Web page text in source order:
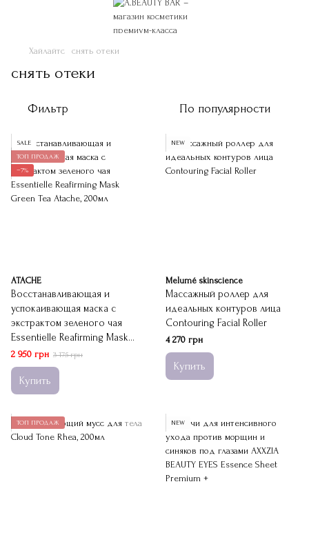
Хайлайтс снять отеки
снять отеки
Фильтр По популярности
SALE
ТОП ПРОДАЖ
−7%
ATACHE
Восстанавливающая и
успокаивающая маска с
экстрактом зеленого чая
Essentielle Reafirming Mask
Green Tea Atache
2 950 грн 3 175 грн
Купить
NEW
Melumé skinscience
Массажный роллер для
идеальных контуров лица
Contouring Facial Roller
4 270 грн
Купить
ТОП ПРОДАЖ NEW